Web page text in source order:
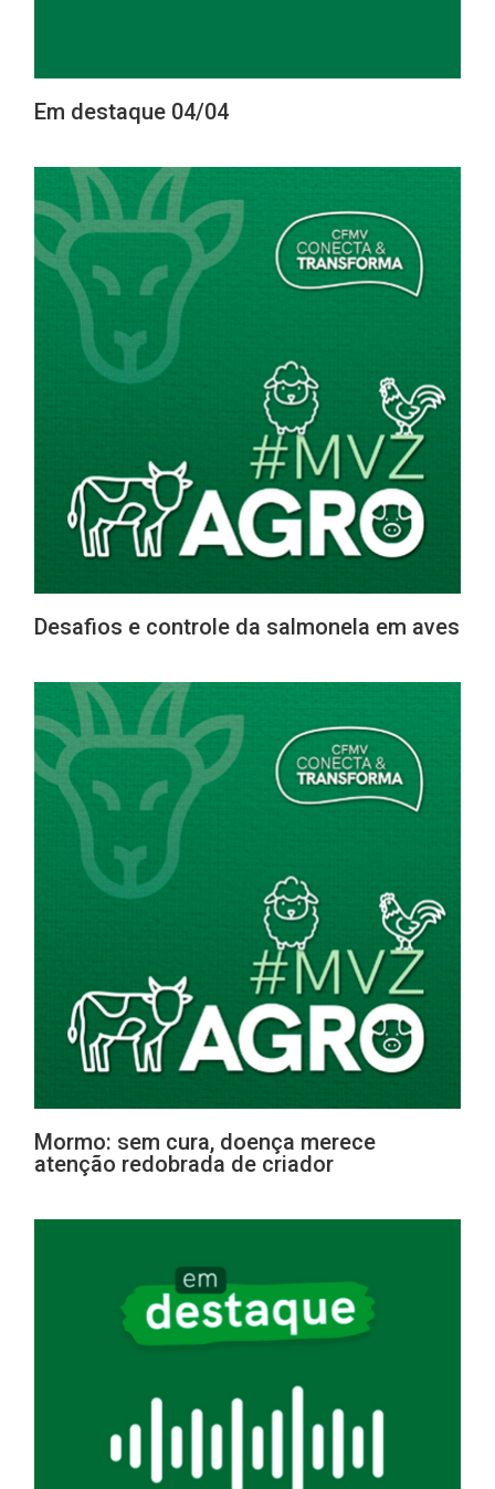
Em destaque 04/04
Desafios e controle da salmonela em aves
Mormo: sem cura, doença merece
atenção redobrada de criador